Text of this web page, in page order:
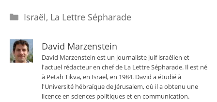
Catégories
Israël, La Lettre Sépharade
David Marzenstein
David Marzenstein est un journaliste juif israélien et
l'actuel rédacteur en chef de La Lettre Sépharade. Il est né
à Petah Tikva, en Israël, en 1984. David a étudié à
l'Université hébraïque de Jérusalem, où il a obtenu une
licence en sciences politiques et en communication.